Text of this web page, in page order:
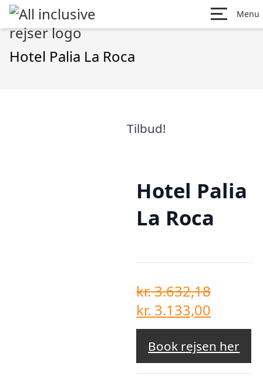
Menu
Hotel Palia La Roca
Tilbud!
Hotel Palia
La Roca
kr.3.632,18
Den
oprindelige
pris
var:
kr. 3.133,00
aktuelle
pris
er:
Book rejsen her